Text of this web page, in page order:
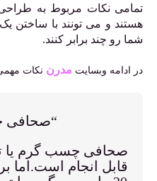
تمامی نکات مربوط به
هستند و می تونند با ساختن
شما رو چند برابر کنند.
در ادامه وبسایت مدرن نکات
صحافی چسب گرم یا
قابل انجام است.اما